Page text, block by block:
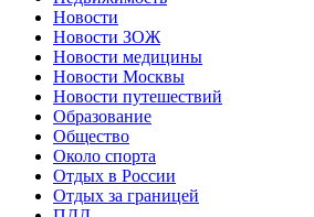
Новости
Новости ЗОЖ
Новости медицины
Новости Москвы
Новости путешествий
Образование
Общество
Около спорта
Отдых в России
Отдых за границей